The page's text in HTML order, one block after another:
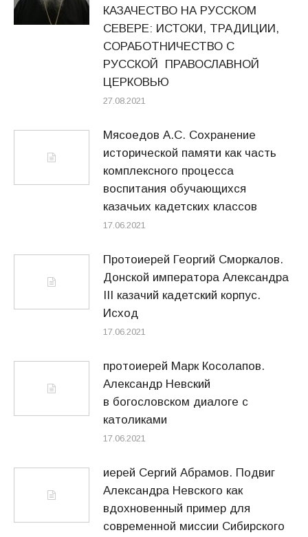
КАЗАЧЕСТВО НА РУССКОМ
СЕВЕРЕ: ИСТОКИ, ТРАДИЦИИ,
СОРАБОТНИЧЕСТВО С
РУССКОЙ ПРАВОСЛАВНОЙ
ЦЕРКОВЬЮ
27.08.2021
Мясоедов А.С. Сохранение
исторической памяти как часть
комплексного процесса
воспитания обучающихся
казачьих кадетских классов
17.06.2021
Протоиерей Георгий Сморкалов.
Донской императора Александра
III казачий кадетский корпус.
Исход
17.06.2021
протоиерей Марк Косолапов.
Александр Невский
в богословском диалоге с
католиками
17.06.2021
иерей Сергий Абрамов. Подвиг
Александра Невского как
вдохновенный пример для
современной миссии Сибирского